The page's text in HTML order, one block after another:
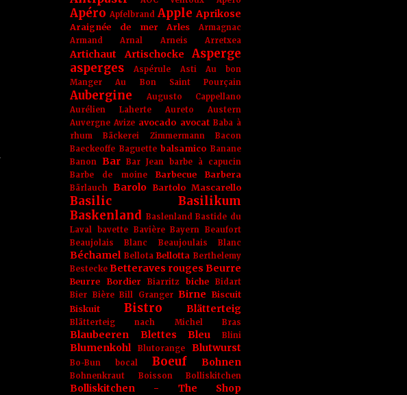
Apéro Apfelbrand Apple Aprikose
Araignée de mer Arles
Armagnac
Armand Arnal
Arneis Arretxea
Artichaut Artischocke
Asperge
asperges
Aspérule Asti
Au bon
Manger
Au Bon Saint Pourçain
Aubergine
Augusto Cappellano
Aurélien Laherte
Aureto
Austern
Auvergne Avize avocado avocat Baba à
rhum
Bäckerei Zimmermann
Bacon
Baeckeoffe Baguette balsamico Banane
Banon Bar Bar Jean
barbe à capucin
Barbe de moine
Barbecue Barbera
Bärlauch Barolo Bartolo Mascarello
Basilic
Basilikum
Baskenland Baslenland Bastide du
Laval
bavette Bavière Bayern Beaufort
Beaujolais Blanc
Beaujoulais Blanc
Béchamel Bellota Bellotta Berthelemy
Bestecke Betteraves rouges Beurre
Beurre Bordier Biarritz biche
Bidart
Bier Bière Bill Granger Birne
Biscuit
Biskuit
Bistro Blätterteig
Blätterteig nach Michel Bras
Blaubeeren Blettes Bleu Blini
Blumenkohl Blutorange Blutwurst
Bo-Bun bocal Boeuf Bohnen
Bohnenkraut Boisson Bolliskitchen
Bolliskitchen - The Shop